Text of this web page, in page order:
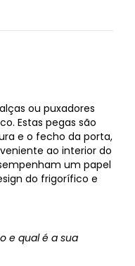
ou puxadores
Estas pegas são
e o fecho da porta,
ao interior do
um papel
do frigorífico e
e qual é a sua